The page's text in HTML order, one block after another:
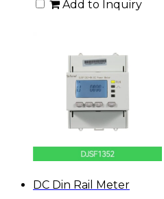
Add to Inquiry
DC Din Rail Meter